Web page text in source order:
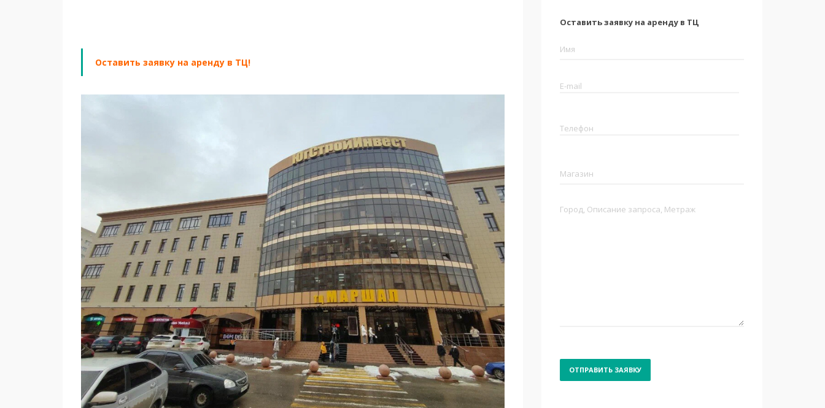
Оставить заявку на аренду в ТЦ!
Оставить заявку на аренду в ТЦ